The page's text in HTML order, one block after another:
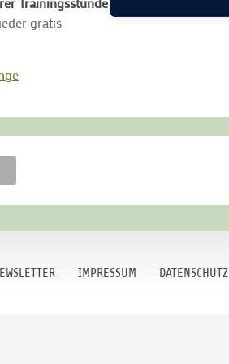
gratis
IMPRESSUM DATENSCHUTZ